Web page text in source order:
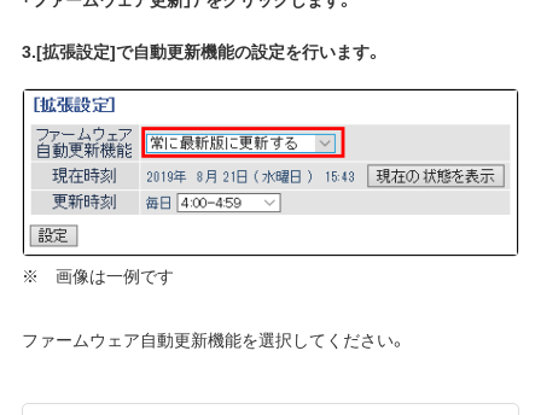
3.[拡張設定]で自動更新機能の設定を行います。
※ 画像は一例です
ファームウェア自動更新機能を選択してください。